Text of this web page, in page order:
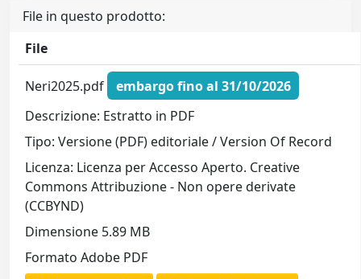
File in questo prodotto:
File
Neri2025.pdf
embargo fino al 31/10/2026
Descrizione: Estratto in PDF
Tipo: Versione (PDF) editoriale / Version Of Record
Licenza: Licenza per Accesso Aperto. Creative
Commons Attribuzione - Non opere derivate
(CCBYND)
Dimensione 5.89 MB
Formato Adobe PDF